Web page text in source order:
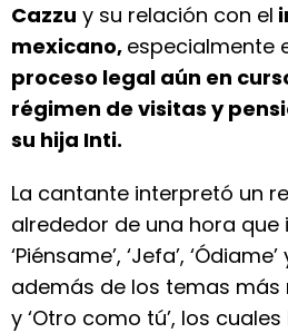
Cazzu y su relación con el
mexicano, especialmente
proceso legal aún en
régimen de visitas y
su hija Inti.
La cantante interpretó un
alrededor de una hora
‘Piénsame’, ‘Jefa’,
además de los temas más
y ‘Otro como tú’, los